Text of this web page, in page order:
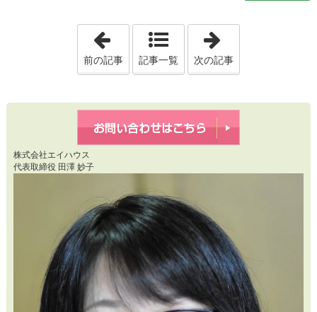
「20230624 年齢や健康状態」
前の記事 記事一覧 次の記事
株式会社エイハウス
代表取締役 田澤 妙子